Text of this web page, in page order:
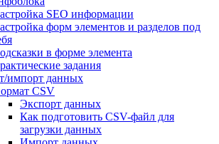
SEO информации
форм элементов и разделов под
в форме элемента
задания
импорт данных
CSV
Экспорт данных
Как подготовить CSV-файл для
загрузки данных